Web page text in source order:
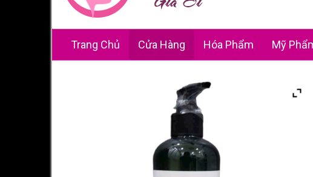
Trang Chủ Cửa Hàng Hóa Phẩm Mỹ